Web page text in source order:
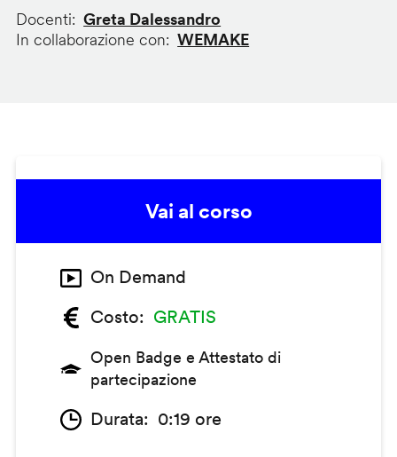
Docenti
Greta Dalessandro
In collaborazione con
WEMAKE
Vai al corso
On Demand
Costo
GRATIS
Open Badge e Attestato di
partecipazione
Durata 0:19 ore